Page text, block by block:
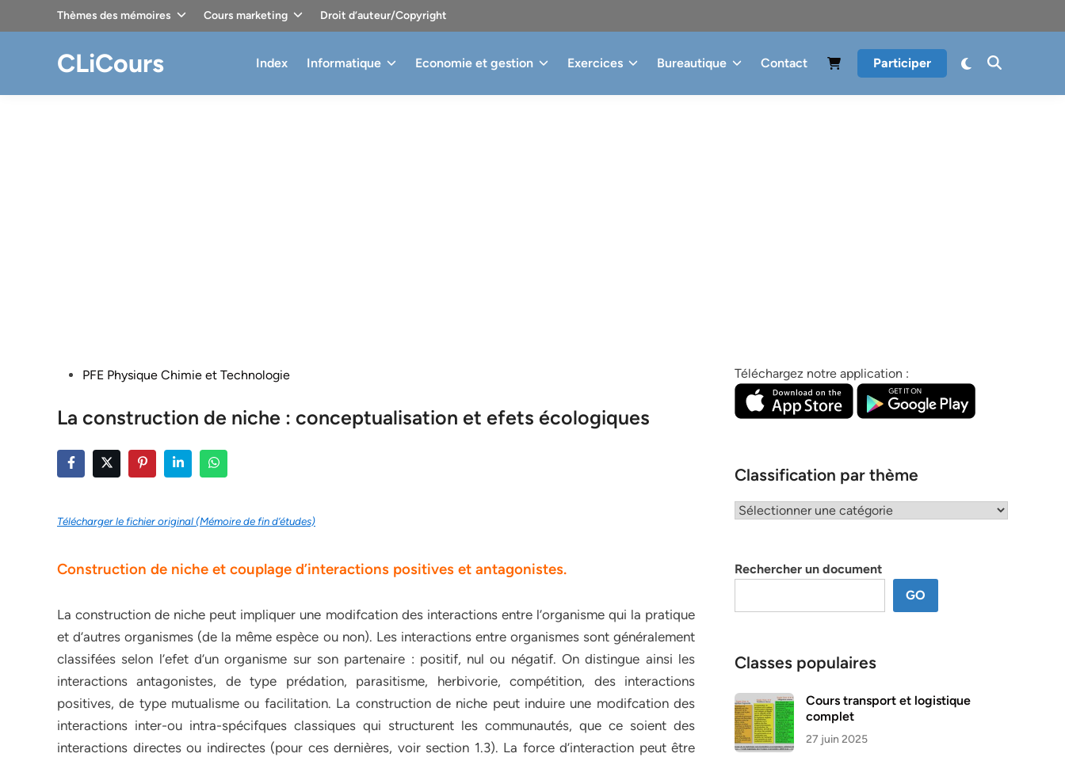
Thèmes des mémoires Cours marketing Droit d’auteur/Copyright
CLiCours Index Informatique Economie et gestion Exercices Bureautique Contact Participer
PostedPFE Physique Chimie et Technologie
La construction de niche : conceptualisation et efets écologiques
Télécharger le fichier original (Mémoire de fin d’études)
Construction de niche et couplage d’interactions positives et antagonistes.
La construction de niche peut impliquer une modifcation des interactions entre l’organisme qui la pratique
et d’autres organismes (de la même espèce ou non). Les interactions entre organismes sont généralement
classifées selon l’efet d’un organisme sur son partenaire : positif, nul ou négatif. On distingue ainsi les
interactions antagonistes, de type prédation, parasitisme, herbivorie, compétition, des interactions
positives, de type mutualisme ou facilitation. La construction de niche peut induire une modifcation des
interactions inter-ou intra-spécifques classiques qui structurent les communautés, que ce soient des
interactions directes ou indirectes (pour ces dernières, voir section 1.3). La force d’interaction peut être
Téléchargez notre application :
Classification par thème
Classification
Rechercher un document
GO
Classes populaires
Cours transport et logistique
complet
27 juin 2025